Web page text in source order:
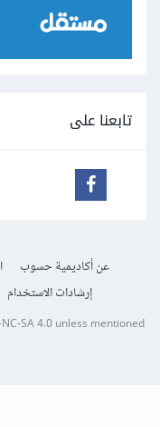
تابعنا على
عن أكاديمية حسوب
إرشادات الاستخدام
SA 4.0unless mentioned